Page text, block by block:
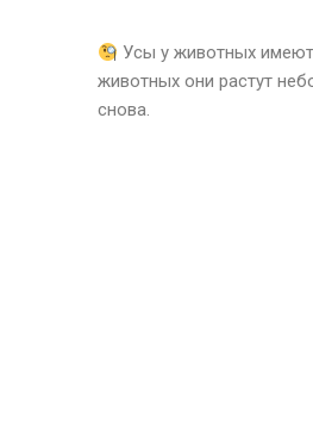
Усы у животных
животных они растут
снова.